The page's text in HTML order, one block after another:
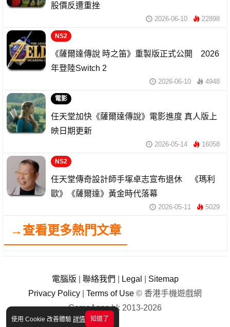
使用 Cookie 改善體驗 詳情 知道了
股價反遭重挫
2026-06-10 22898
NS2
《薩爾達傳說 時之笛》重製版正式公開 2026
年登陸Switch 2
2026-06-10 4948
電影
任天堂加快《薩爾達傳說》電影進度 真人版上
映日期更新
2026-05-14 16058
NS2
任天堂傳奇設計師手塚卓志宣布退休 《瑪利
歐》《薩爾達》黃金時代落幕
2026-05-11 5029
→查看更多熱門文章
電腦版 聯絡我們 Legal
Sitemap
Privacy Policy
Terms of Use © 香港手機遊戲網
GameApps.hk 2013-2026